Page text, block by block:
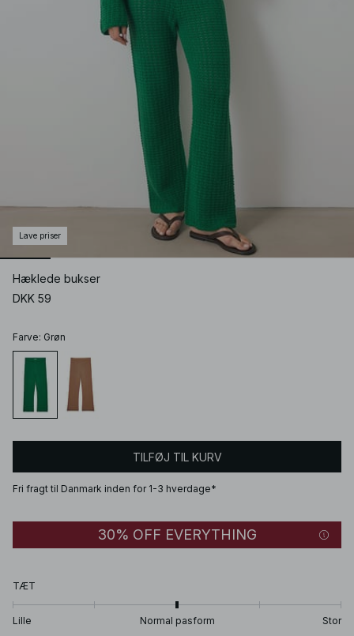
Lave priser
Hæklede bukser
DKK 59
Farve: Grøn
TILFØJ TIL KURV
Fri fragt til Danmark inden for 1-3 hverdage*
30% OFF EVERYTHING
TÆT
Lille Normal pasform Stor